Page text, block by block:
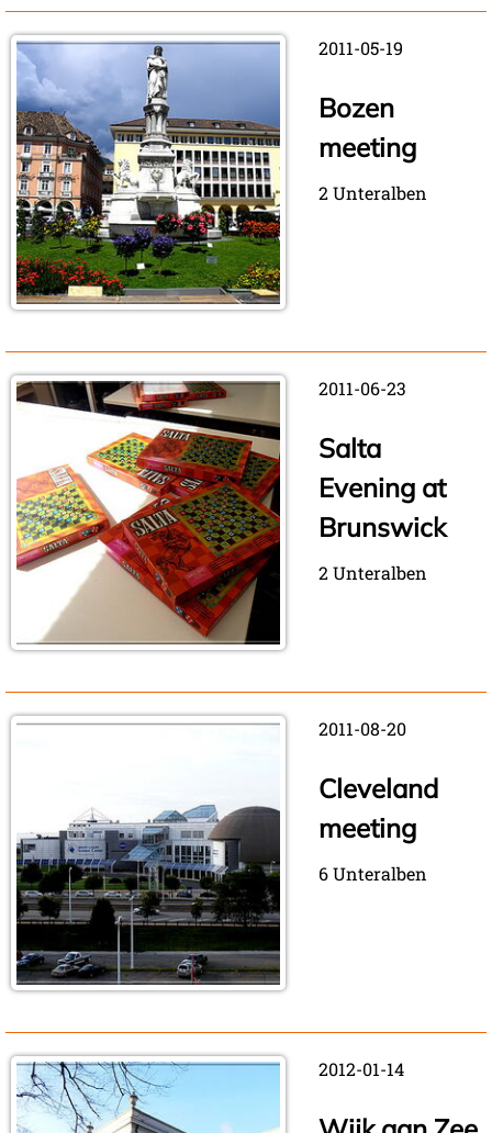
2011-05-19
Bozen
meeting
2 Unteralben
2011-06-23
Salta
Evening at
Brunswick
2 Unteralben
2011-08-20
Cleveland
meeting
6 Unteralben
2012-01-14